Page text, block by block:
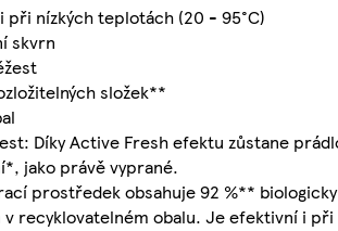
nízkých teplotách (20 - 95°C)
skvrn
složek**
Díky Active Fresh efektu zůstane
jako právě vyprané.
prostředek obsahuje 92 %**
v recyklovatelném obalu. Je efektivní i